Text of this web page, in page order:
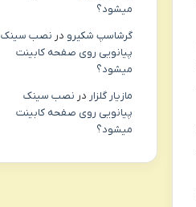
میشود؟
گرشاسپ شکیرو در نصب سینک
پیانویی روی صفحه کابینت
میشود؟
مازیار گلزار در نصب سینک
پیانویی روی صفحه کابینت
میشود؟